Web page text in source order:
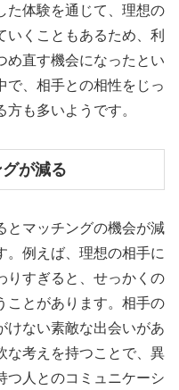
た体験を通じて、理想の
くこともあるため、利
め直す機会になったとい
で、相手との相性をじっ
も多いようです。
が減る
とマッチングの機会が減
。例えば、理想の相手に
りすぎると、せっかくの
ことがあります。相手の
けない素敵な出会いがあ
な考えを持つことで、異
つ人とのコミュニケーシ